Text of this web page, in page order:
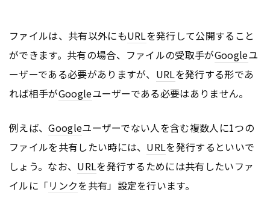
ファイルは、共有以外にもURLを発行して公開すること
ができます。共有の場合、ファイルの受取手がGoogleユ
ーザーである必要がありますが、 URLを発行する形であ
れば相手がGoogleユーザーである必要はありません。
例えば、Googleユーザーでない人を含む複数人に1つの
ファイルを共有したい時には、 URLを発行するといいで
しょう。なお、 URLを発行するためには共有したいファ
イルに「リンクを共有」設定を行います。